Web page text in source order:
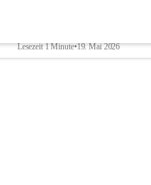
Lesezeit 1 Minute•19. Mai 2026